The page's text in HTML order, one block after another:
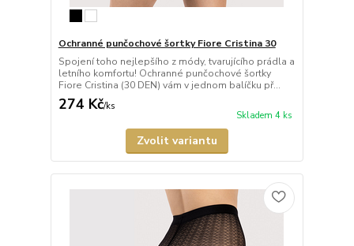
Ochranné punčochové šortky Fiore Cristina 30
Spojení toho nejlepšího z módy, tvarujícího prádla a
letního komfortu! Ochranné punčochové šortky
Fiore Cristina (30 DEN) vám v jednom balíčku př...
274 Kč/ks
Skladem 4 ks
Zvolit variantu